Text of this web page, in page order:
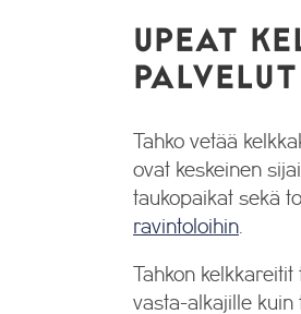
UPEAT
PALVELUT
Tahko vetää
ovat keskeinen
taukopaikat sekä
ravintoloihin
Tahkon
vasta-alkajille